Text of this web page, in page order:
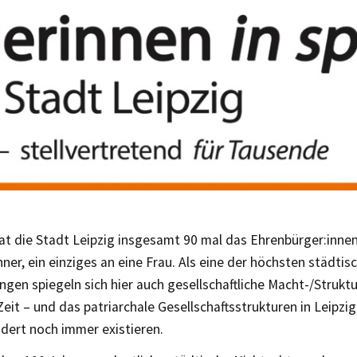
die Stadt Leipzig insgesamt 90 mal das
ein einziges an eine Frau. Als eine der höchsten
spiegeln sich hier auch gesellschaftliche Macht-/
– und das patriarchale Gesellschaftsstrukturen in
noch immer existieren.